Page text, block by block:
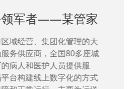
集团——银光化学
个重点项目之一。属于国家
息化升级建设中，存在大
息化需求，需要投入大量人
过引入织信低代码平台，解